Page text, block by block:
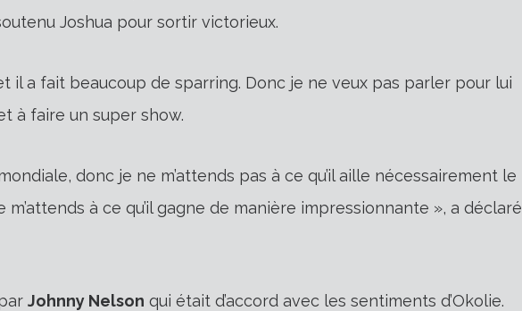
Joshua pour sortir victorieux.
il a fait beaucoup de sparring. Donc je ne veux pas parler pour lui
à faire un super show.
donc je ne m’attends pas à ce qu’il aille nécessairement le
m’attends à ce qu’il gagne de manière impressionnante », a déclaré
Johnny Nelson qui était d’accord avec les sentiments d’Okolie.